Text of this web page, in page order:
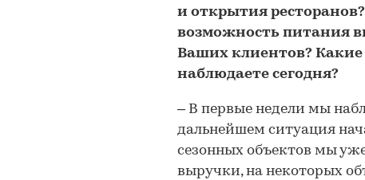
и открытия
возможность питания
Ваших клиентов?
наблюдаете сегодня?
– В первые недели мы
дальнейшем ситуация
сезонных объектов мы
выручки, на некоторых